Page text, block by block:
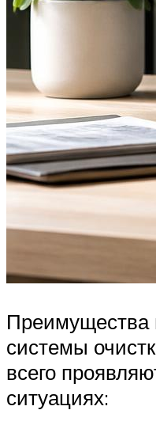
Преимущества
системы
всего
ситуациях: